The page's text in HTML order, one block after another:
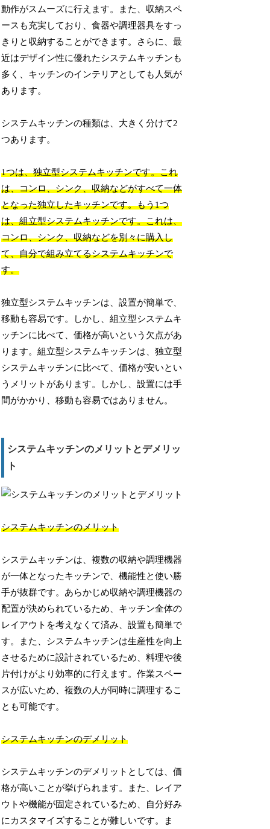
動作がスムーズに行えます。また、収納スペ
ースも充実しており、食器や調理器具をすっ
きりと収納することができます。さらに、最
近はデザイン性に優れたシステムキッチンも
多く、キッチンのインテリアとしても人気が
あります。
システムキッチンの種類は、大きく分けて2
つあります。
1つは、独立型システムキッチンです。これ
は、コンロ、シンク、収納などがすべて一体
となった独立したキッチンです。もう1つ
は、組立型システムキッチンです。これは、
コンロ、シンク、収納などを別々に購入し
て、自分で組み立てるシステムキッチンで
す。
独立型システムキッチンは、設置が簡単で、
移動も容易です。しかし、組立型システムキ
ッチンに比べて、価格が高いという欠点があ
ります。組立型システムキッチンは、独立型
システムキッチンに比べて、価格が安いとい
うメリットがあります。しかし、設置には手
間がかかり、移動も容易ではありません。
システムキッチンのメリットとデメリッ
ト
システムキッチンのメリット
システムキッチンは、複数の収納や調理機器
が一体となったキッチンで、機能性と使い勝
手が抜群です。あらかじめ収納や調理機器の
配置が決められているため、キッチン全体の
レイアウトを考えなくて済み、設置も簡単で
す。また、システムキッチンは生産性を向上
させるために設計されているため、料理や後
片付けがより効率的に行えます。作業スペー
スが広いため、複数の人が同時に調理するこ
とも可能です。
システムキッチンのデメリット
システムキッチンのデメリットとしては、価
格が高いことが挙げられます。また、レイア
ウトや機能が固定されているため、自分好み
にカスタマイズすることが難しいです。ま